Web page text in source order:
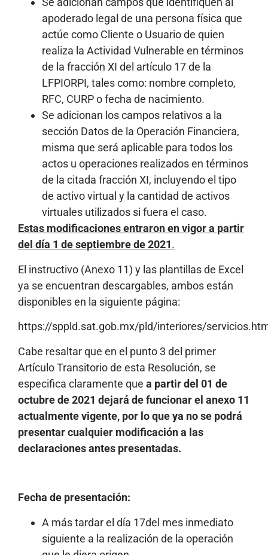
apoderado legal de una persona física que
actúe como Cliente o Usuario de quien
realiza la Actividad Vulnerable en términos
de la fracción XI del artículo 17 de la
LFPIORPI, tales como: nombre completo,
RFC, CURP o fecha de nacimiento.
Se adicionan los campos relativos a la
sección Datos de la Operación Financiera,
misma que será aplicable para todos los
actos u operaciones realizados en términos
de la citada fracción XI, incluyendo el tipo
de activo virtual y la cantidad de activos
virtuales utilizados si fuera el caso.
Estas modificaciones entraron en vigor a partir
del día 1 de septiembre de 2021.
El instructivo (Anexo 11) y las plantillas de Excel
ya se encuentran descargables, ambos están
disponibles en la siguiente página:
https://sppld.sat.gob.mx/pld/interiores/
Cabe resaltar que en el punto 3 del primer
Artículo Transitorio de esta Resolución, se
especifica claramente que a partir del 01 de
octubre de 2021 dejará de funcionar el anexo 11
actualmente vigente, por lo que ya no se podrá
presentar cualquier modificación a las
declaraciones antes presentadas.
Fecha de presentación:
A más tardar el día 17del mes inmediato
siguiente a la realización de la operación